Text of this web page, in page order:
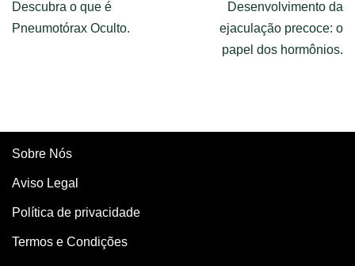
Descubra o que é
Pneumotórax Oculto.
Desenvolvimento da
ejaculação precoce: o
papel dos hormônios.
Sobre Nós
Aviso Legal
Política de privacidade
Termos e Condições